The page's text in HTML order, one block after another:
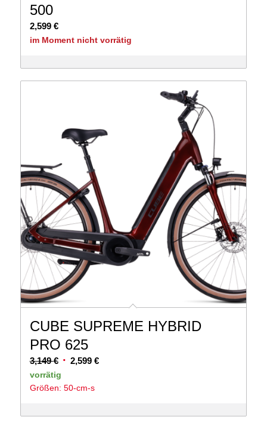
500
2,599 €
im Moment nicht vorrätig
CUBE SUPREME HYBRID
PRO 625
3,149€ Ursprünglicher
Preis
war:
2,599 €Aktueller
vorrätig
Größen: 50-cm-s